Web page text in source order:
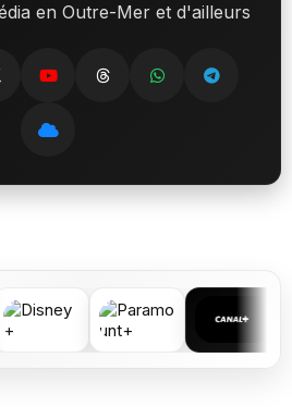
en Outre-Mer et d'ailleurs